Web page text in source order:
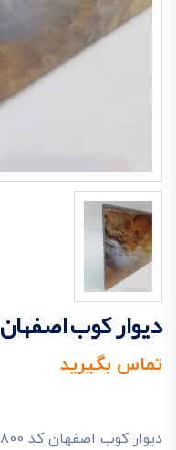
دیوار کوب اصفهان
تماس بگیرید
دیوار کوب اصفهان کد 8800